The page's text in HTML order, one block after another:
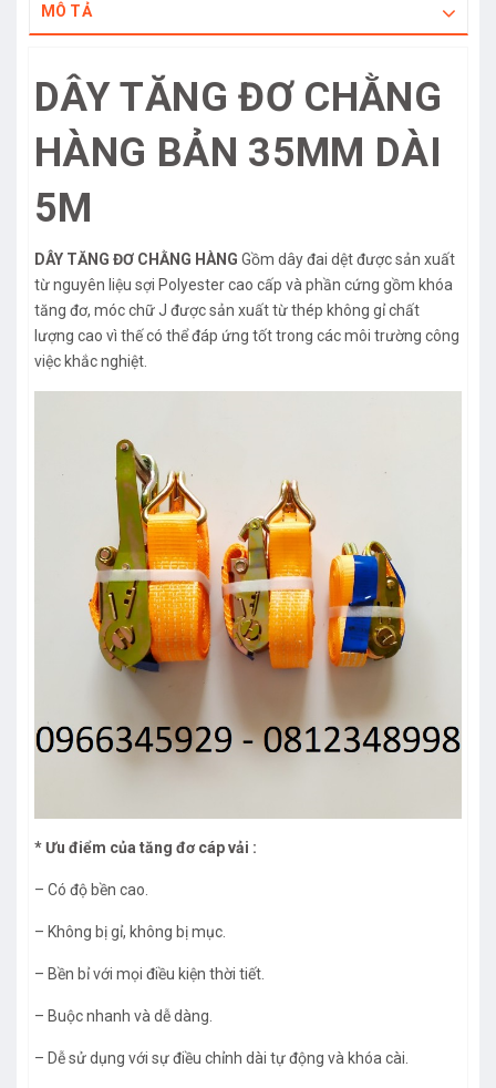
MÔ TẢ
DÂY TĂNG ĐƠ CHẰNG
HÀNG BẢN 35MM DÀI
5M
DÂY TĂNG ĐƠ CHẰNG HÀNG Gồm dây đai dệt được sản xuất
từ nguyên liệu sợi Polyester cao cấp và phần cứng gồm khóa
tăng đơ, móc chữ J được sản xuất từ thép không gỉ chất
lượng cao vì thế có thể đáp ứng tốt trong các môi trường công
việc khắc nghiệt.
* Ưu điểm của tăng đơ cáp vải :
– Có độ bền cao.
– Không bị gỉ, không bị mục.
– Bền bỉ với mọi điều kiện thời tiết.
– Buộc nhanh và dễ dàng.
– Dễ sử dụng với sự điều chỉnh dài tự động và khóa cài.